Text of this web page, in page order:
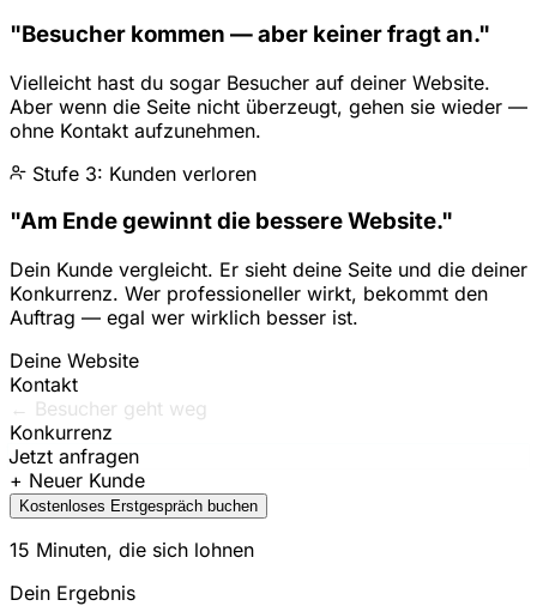
"Besucher kommen — aber keiner fragt an."
Vielleicht hast du sogar Besucher auf deiner Website.
Aber wenn die Seite nicht überzeugt, gehen sie wieder —
ohne Kontakt aufzunehmen.
Stufe 3: Kunden verloren
"Am Ende gewinnt die bessere Website."
Dein Kunde vergleicht. Er sieht deine Seite und die deiner
Konkurrenz. Wer professioneller wirkt, bekommt den
Auftrag — egal wer wirklich besser ist.
Deine Website
Kontakt
← Besucher geht weg
Konkurrenz
Jetzt anfragen
Kostenloses Erstgespräch buchen
15 Minuten, die sich lohnen
Dein Ergebnis